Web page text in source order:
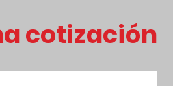
cotización